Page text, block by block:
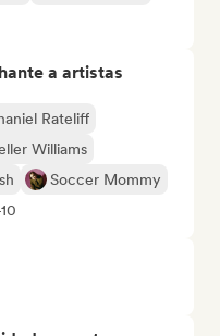
a artistas
Rateliff
Williams
Soccer Mommy